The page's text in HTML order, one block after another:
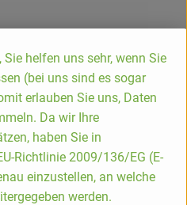
TerraSana ist
Pionier in der Herstellung
Importeur von Bio-
Sie helfen uns sehr, wenn Sie
(bei uns sind es sogar
erlauben Sie uns, Daten
Da wir Ihre
haben Sie in
Richtlinie 2009/136/EG (E-
einzustellen, an welche
werden.